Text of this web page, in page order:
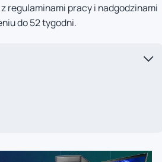
regulaminami pracy i nadgodzinami
do 52 tygodni.